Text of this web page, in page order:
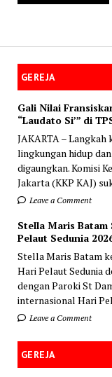
GEREJA
Gali Nilai
“Laudato Si’” di
JAKARTA –
lingkungan hidup
digaungkan. Komisi
Jakarta (KKP KAJ)
Leave a Comment
Stella Maris Batam
Pelaut Sedunia
Stella Maris Batam
Hari Pelaut Sedunia
dengan Paroki St
internasional Hari
Leave a Comment
GEREJA